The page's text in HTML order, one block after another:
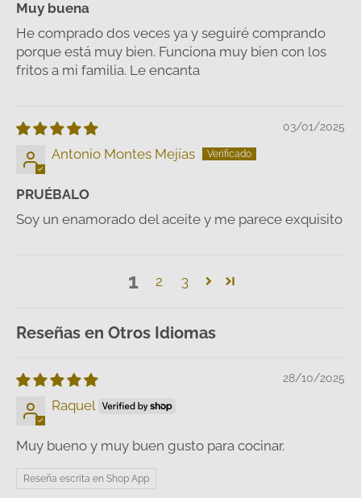
Muy buena
He comprado dos veces ya y seguiré comprando
porque está muy bien. Funciona muy bien con los
fritos a mi familia. Le encanta
03/01/2025
Antonio Montes Mejías
PRUÉBALO
Soy un enamorado del aceite y me parece exquisito
1 2 3
Reseñas en Otros Idiomas
28/10/2025
Raquel
Muy bueno y muy buen gusto para cocinar.
Reseña escrita en Shop App